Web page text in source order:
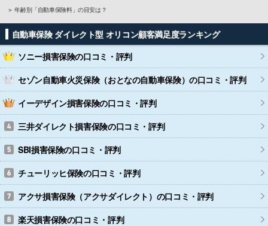
年齢別「自動車保険料」の目安は？
自動車保険 ダイレクト型 オリコン顧客満足度ランキング
ソニー損害保険の口コミ・評判
セゾン自動車火災保険（おとなの自動車保険）の口コミ・評判
イーデザイン損害保険の口コミ・評判
三井ダイレクト損害保険の口コミ・評判
SBI損害保険の口コミ・評判
チューリッヒ保険の口コミ・評判
アクサ損害保険（アクサダイレクト） の口コミ・評判
楽天損害保険の口コミ・評判